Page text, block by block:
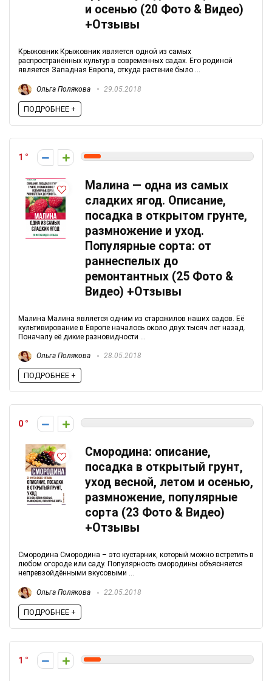
и осенью (20 Фото & Видео)
+Отзывы
Крыжовник Крыжовник является одной из самых
распространённых культур в современных садах. Его родиной
является Западная Европа, откуда растение было ...
Ольга Полякова 29.05.2018
ПОДРОБНЕЕ +
1
Малина — одна из самых
сладких ягод. Описание,
посадка в открытом грунте,
размножение и уход.
Популярные сорта: от
раннеспелых до
ремонтантных (25 Фото &
Видео) +Отзывы
Малина Малина является одним из старожилов наших садов. Её
культивирование в Европе началось около двух тысяч лет назад.
Поначалу её дикие разновидности ...
Ольга Полякова 28.05.2018
ПОДРОБНЕЕ +
0
Смородина: описание,
посадка в открытый грунт,
уход весной, летом и осенью,
размножение, популярные
сорта (23 Фото & Видео)
+Отзывы
Смородина Смородина – это кустарник, который можно встретить в
любом огороде или саду. Популярность смородины объясняется
непревзойдёнными вкусовыми ...
Ольга Полякова 22.05.2018
ПОДРОБНЕЕ +
1